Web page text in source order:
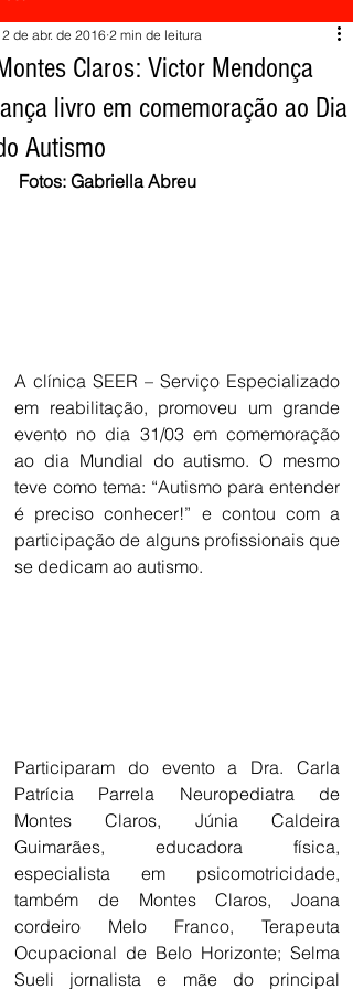
Claros: Victor Mendonça
livro em comemoração ao Dia
Autismo
de abr. de 2016 2 min de leitura
Fotos: Gabriella Abreu
A clínica SEER – Serviço Especializado
em reabilitação, promoveu um grande
evento no dia 31/03 em comemoração
ao dia Mundial do autismo. O mesmo
teve como tema: “Autismo para entender
é preciso conhecer!” e contou com a
participação de alguns profissionais que
se dedicam ao autismo.
Participaram do evento a Dra. Carla
Patrícia Parrela Neuropediatra de
Montes Claros, Júnia Caldeira
Guimarães, educadora física,
especialista em psicomotricidade,
também de Montes Claros, Joana
cordeiro Melo Franco, Terapeuta
Ocupacional de Belo Horizonte; Selma
Sueli jornalista e mãe do principal